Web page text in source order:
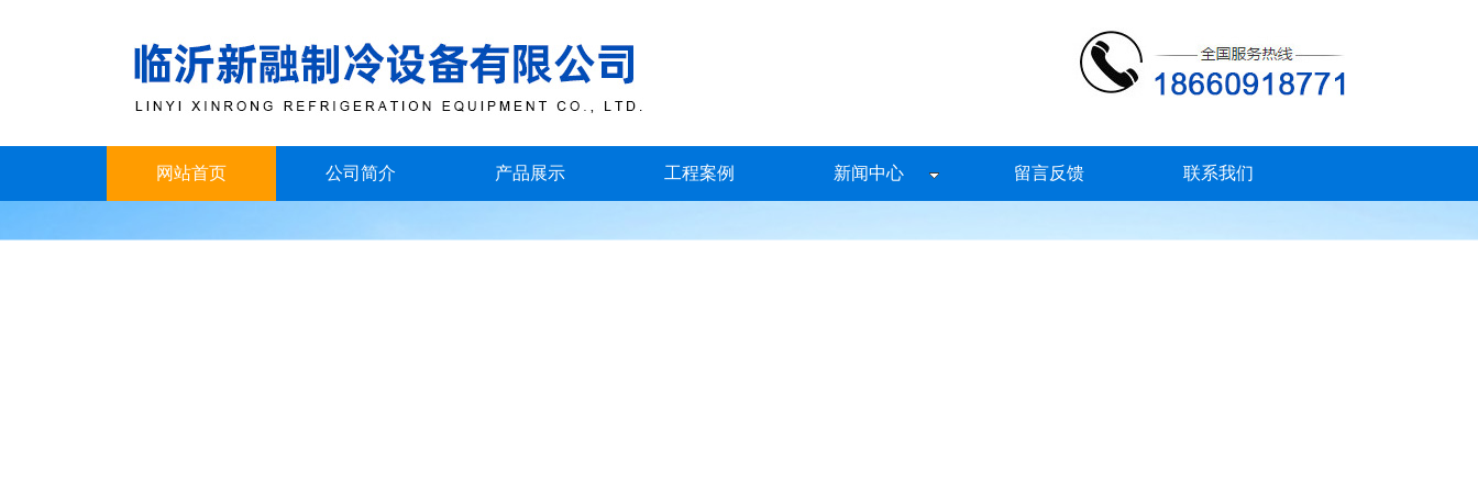
网站首页 公司简介 产品展示 工程案例 新闻中心 留言反馈 联系我们